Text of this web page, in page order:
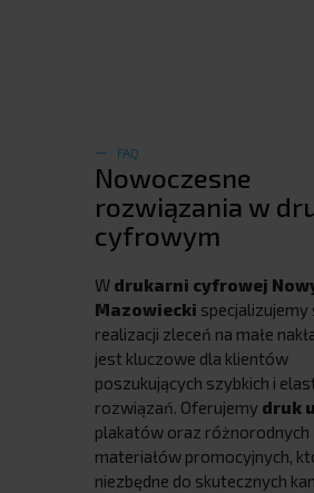
FAQ
Nowoczesne
rozwiązania w
cyfrowym
W drukarni cyfrowej
Mazowiecki specjalizujemy
realizacji zleceń na małe
jest kluczowe dla klientów
poszukujących szybkich i
rozwiązań. Oferujemy druk
plakatów oraz różnorodnych
materiałów promocyjnych,
niezbędne do skutecznych